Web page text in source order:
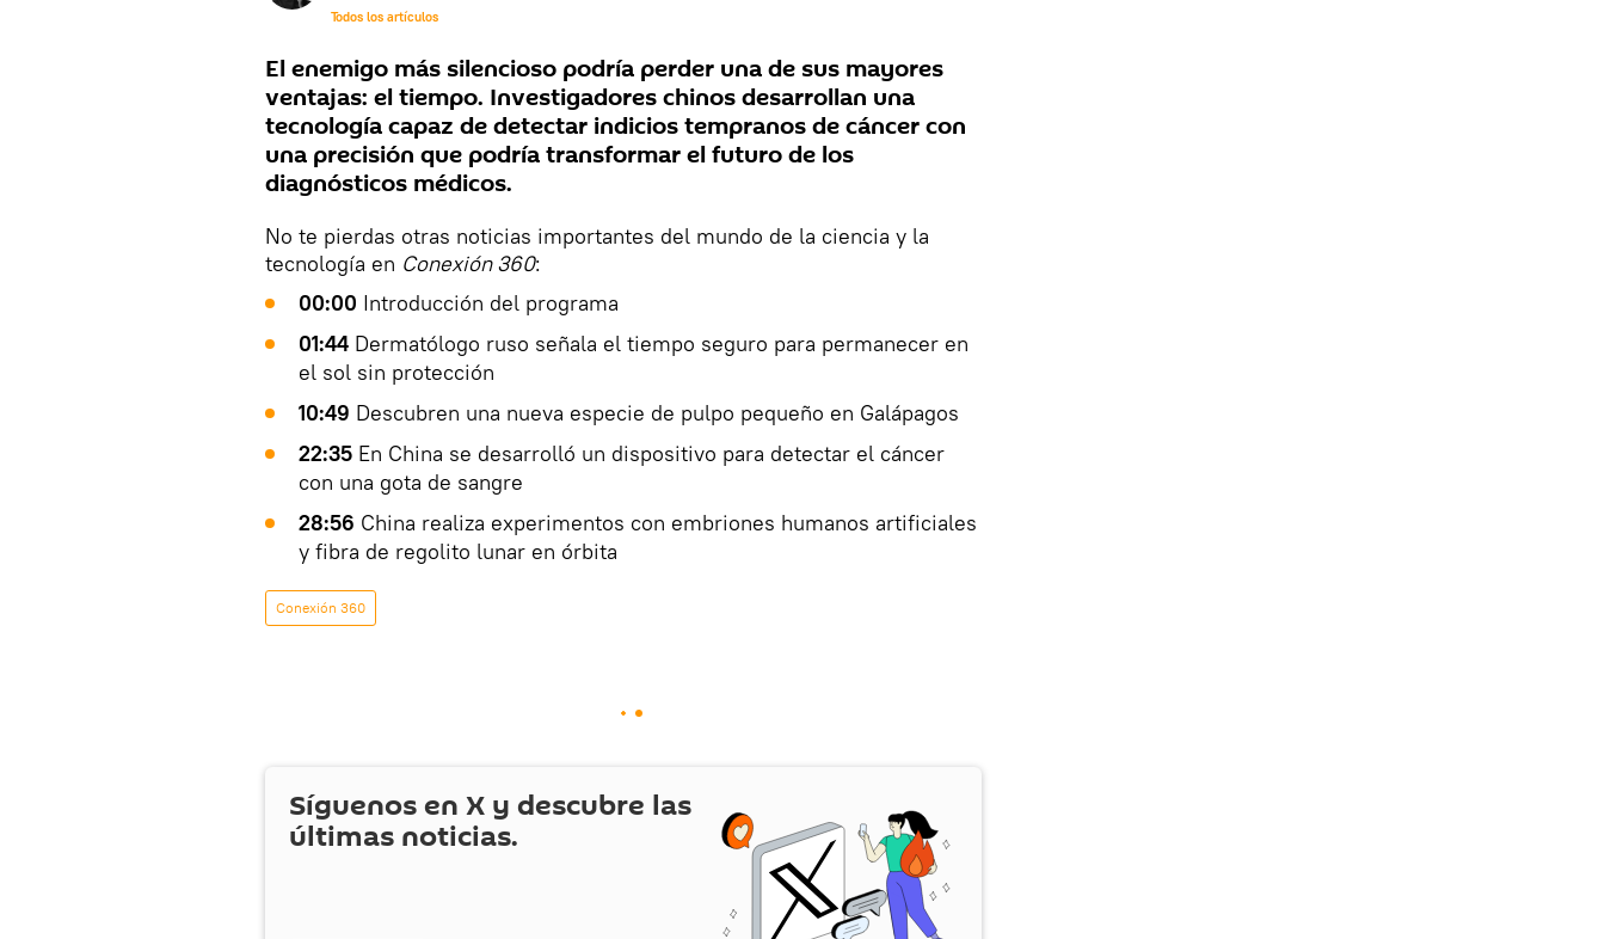
Todos los artículos
El enemigo más silencioso podría perder una de sus mayores
ventajas: el tiempo. Investigadores chinos desarrollan una
tecnología capaz de detectar indicios tempranos de cáncer con
una precisión que podría transformar el futuro de los
diagnósticos médicos.
No te pierdas otras noticias importantes del mundo de la ciencia y la
tecnología en Conexión 360:
00:00 Introducción del programa
01:44 Dermatólogo ruso señala el tiempo seguro para permanecer en
el sol sin protección
10:49 Descubren una nueva especie de pulpo pequeño en Galápagos
22:35 En China se desarrolló un dispositivo para detectar el cáncer
con una gota de sangre
28:56 China realiza experimentos con embriones humanos artificiales
y fibra de regolito lunar en órbita
Conexión 360
Síguenos en X y descubre las
últimas noticias.